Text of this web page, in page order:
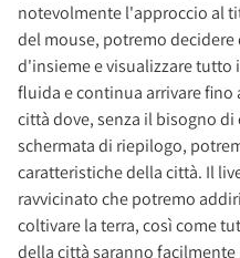
notevolmente l'approccio al
del mouse, potremo
d'insieme e visualizzare
fluida e continua arrivare fino
città dove, senza il bisogno
schermata di riepilogo,
caratteristiche della città. Il
ravvicinato che potremo
coltivare la terra, così come
della città saranno